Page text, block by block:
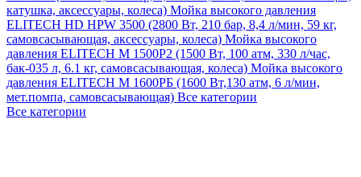
катушка, аксессуары, колеса) Мойка высокого давления
ELITECH HD HPW 3500 (2800 Вт, 210 бар, 8,4 л/мин, 59 кг,
самовсасывающая, аксессуары, колеса) Мойка высокого
давления ELITECH M 1500P2 (1500 Вт, 100 атм, 330 л/час,
бак-035 л, 6.1 кг, самовсасывающая, колеса) Мойка высокого
давления ELITECH М 1600РБ (1600 Вт,130 атм, 6 л/мин,
мет.помпа, самовсасывающая) Все категории
Все категории